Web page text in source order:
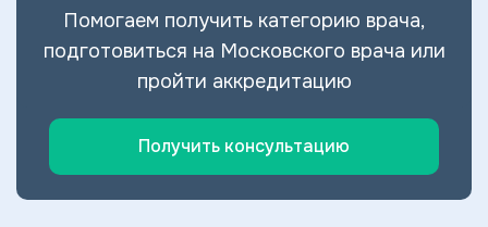
Помогаем получить категорию врача,
подготовиться на Московского врача или
пройти аккредитацию
Получить консультацию